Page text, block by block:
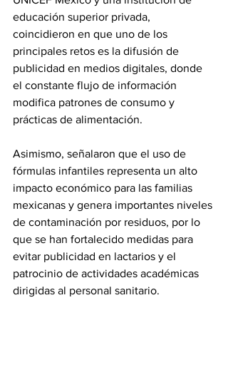
educación superior privada,
coincidieron en que uno de los
principales retos es la difusión de
publicidad en medios digitales, donde
el constante flujo de información
modifica patrones de consumo y
prácticas de alimentación.
Asimismo, señalaron que el uso de
fórmulas infantiles representa un alto
impacto económico para las familias
mexicanas y genera importantes niveles
de contaminación por residuos, por lo
que se han fortalecido medidas para
evitar publicidad en lactarios y el
patrocinio de actividades académicas
dirigidas al personal sanitario.